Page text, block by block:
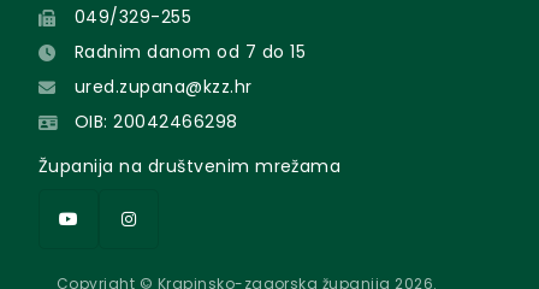
049/329-255
Radnim danom od 7 do 15
ured.zupana@kzz.hr
OIB: 20042466298
Županija na društvenim mrežama
Copyright © Krapinsko-zagorska županija 2026.